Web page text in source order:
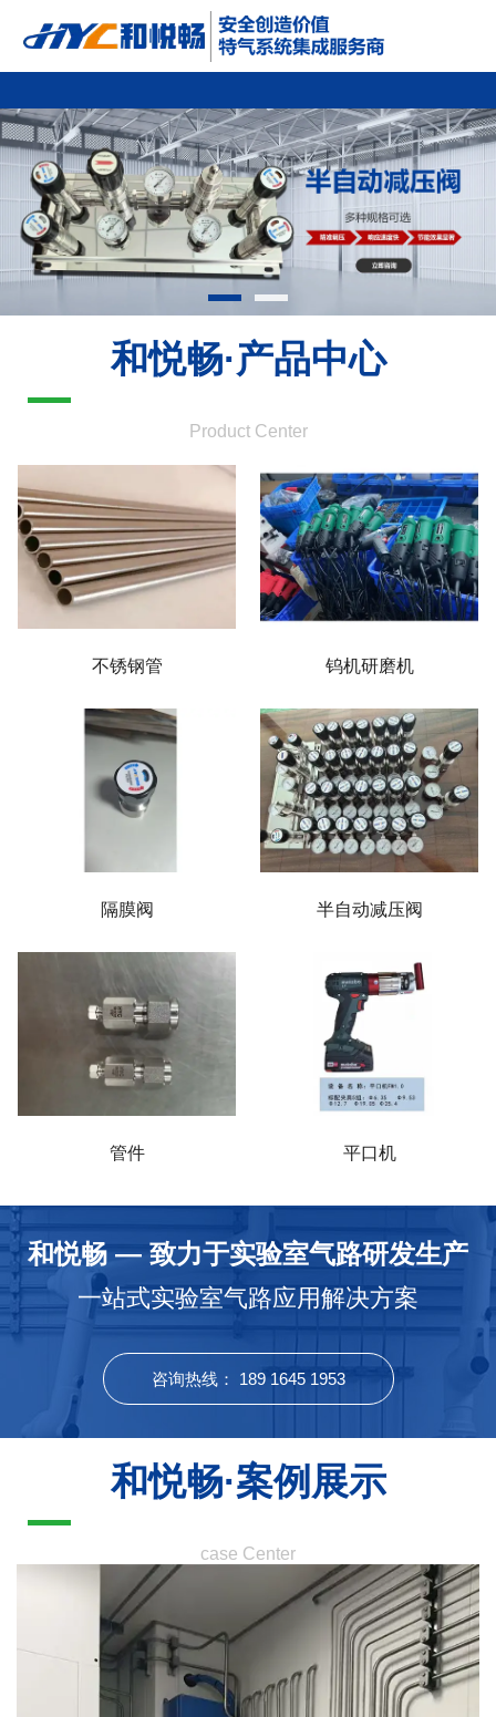
和悦畅·产品中心
Product Center
半自动减压阀
终端 减压阀
半自动切换气体汇流排
不锈钢管 钨机研磨机
隔膜阀 半自动减压阀
管件 平口机
和悦畅 — 致力于实验室气路研发生产
一站式实验室气路应用解决方案
咨询热线： 189 1645 1953
和悦畅·案例展示
case Center